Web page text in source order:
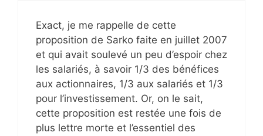
Exact, je me rappelle de cette
proposition de Sarko faite en juillet 2007
et qui avait soulevé un peu d’espoir chez
les salariés, à savoir 1/3 des bénéfices
aux actionnaires, 1/3 aux salariés et 1/3
pour l’investissement. Or, on le sait,
cette proposition est restée une fois de
plus lettre morte et l’essentiel des